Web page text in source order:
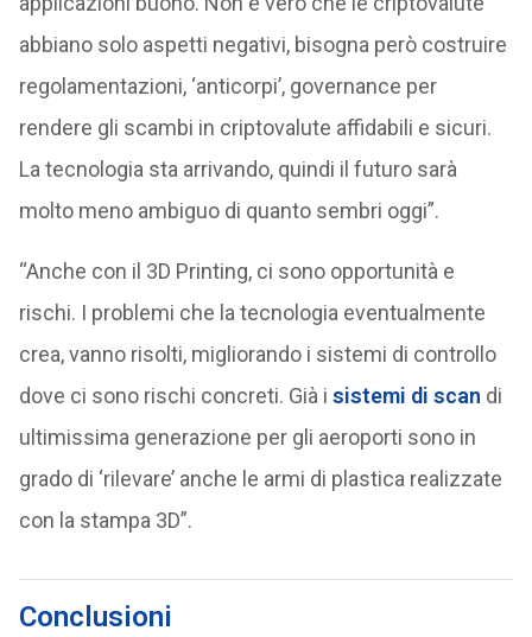
abbiano solo aspetti negativi, bisogna però costruire
regolamentazioni, ‘anticorpi’, governance per
rendere gli scambi in criptovalute affidabili e sicuri.
La tecnologia sta arrivando, quindi il futuro sarà
molto meno ambiguo di quanto sembri oggi”.
“Anche con il 3D Printing, ci sono opportunità e
rischi. I problemi che la tecnologia eventualmente
crea, vanno risolti, migliorando i sistemi di controllo
dove ci sono rischi concreti. Già i sistemi di scan di
ultimissima generazione per gli aeroporti sono in
grado di ‘rilevare’ anche le armi di plastica realizzate
con la stampa 3D”.
Conclusioni